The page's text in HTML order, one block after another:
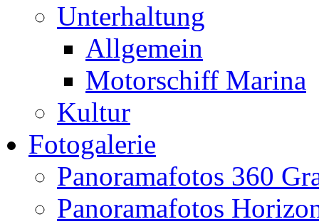
Unterhaltung
Allgemein
Motorschiff Marina
Kultur
Fotogalerie
Panoramafotos 360
Panoramafotos